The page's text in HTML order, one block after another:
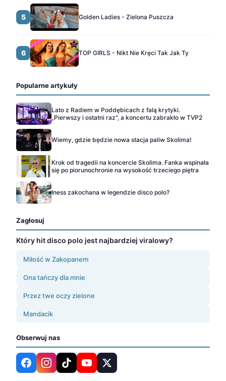
5 Golden Ladies - Zielona Puszcza
6 TOP GIRLS - Nikt Nie Kręci Tak Jak Ty
Popularne artykuły
Lato z Radiem w Poddębicach z falą krytyki.
„Pierwszy i ostatni raz", a koncertu zabrakło w TVP2
Wiemy, gdzie będzie nowa stacja paliw Skolima!
Krok od tragedii na koncercie Skolima. Fanka wspinała
się po piorunochronie na wysokość trzeciego piętra
Iness zakochana w legendzie disco polo?
Zagłosuj
Który hit disco polo jest najbardziej viralowy?
Miłość w Zakopanem
Ona tańczy dla mnie
Przez twe oczy zielone
Mandacik
Obserwuj nas